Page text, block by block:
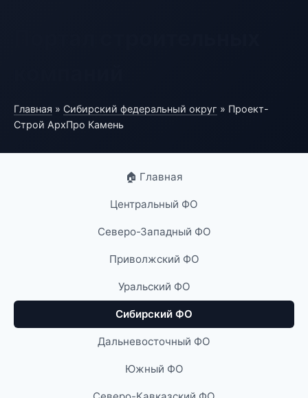
Главная » Сибирский федеральный округ » Проект-
Строй АрхПро Камень
🏠 Главная
Центральный ФО
Северо-Западный ФО
Приволжский ФО
Уральский ФО
Сибирский ФО
Дальневосточный ФО
Южный ФО